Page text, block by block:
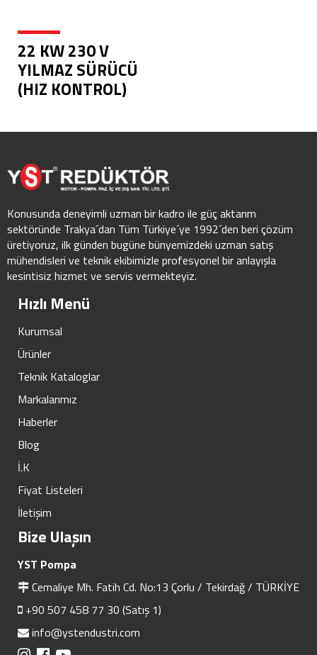
22 KW 230 V
YILMAZ SÜRÜCÜ
(HIZ KONTROL)
Konusunda deneyimli uzman bir kadro ile güç aktarım
sektöründe Trakya´dan Tüm Türkiye´ye 1992´den beri çözüm
üretiyoruz, ilk günden bugüne bünyemizdeki uzman satış
mühendisleri ve teknik ekibimizle profesyonel bir anlayışla
kesintisiz hizmet ve servis vermekteyiz.
Hızlı Menü
Kurumsal
Ürünler
Teknik Kataloglar
Markalarımız
Haberler
Blog
İ.K
Fiyat Listeleri
İletişim
Bize Ulaşın
YST Pompa
Cemaliye Mh. Fatih Cd. No:13 Çorlu / Tekirdağ / TÜRKİYE
+90 507 458 77 30 (Satış 1)
info@ystendustri.com